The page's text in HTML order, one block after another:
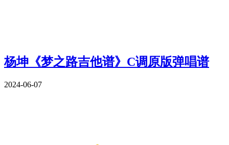
杨坤《梦之路吉他谱》C调原版弹唱谱
2024-06-07